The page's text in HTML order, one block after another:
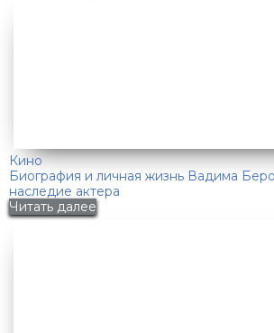
Кино
Биография и личная жизнь Вадима
наследие актера
Читать далее